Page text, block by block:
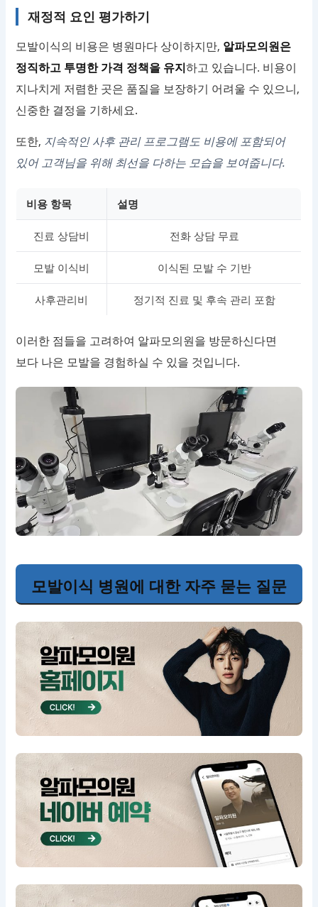
재정적 요인 평가하기
모발이식의 비용은 병원마다 상이하지만, 알파모의원은
정직하고 투명한 가격 정책을 유지하고 있습니다. 비용이
지나치게 저렴한 곳은 품질을 보장하기 어려울 수 있으니,
신중한 결정을 기하세요.
또한, 지속적인 사후 관리 프로그램도 비용에 포함되어
있어 고객님을 위해 최선을 다하는 모습을 보여줍니다.
비용 항목 설명
진료 상담비 전화 상담 무료
모발 이식비 이식된 모발 수 기반
사후관리비 정기적 진료 및 후속 관리 포함
이러한 점들을 고려하여 알파모의원을 방문하신다면
보다 나은 모발을 경험하실 수 있을 것입니다.
모발이식 병원에 대한 자주 묻는 질문